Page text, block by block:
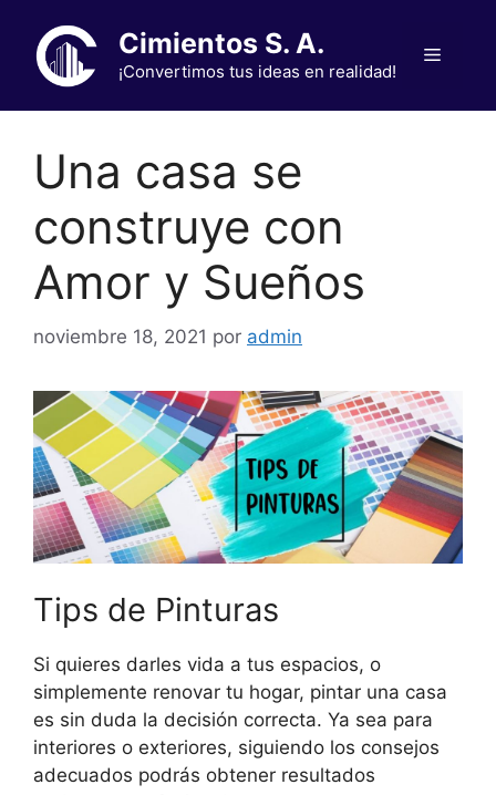
contenido
Cimientos S. A.
¡Convertimos tus ideas en realidad!
Menú
Una casa se
construye con
Amor y Sueños
noviembre 18, 2021 por admin
Tips de Pinturas
Si quieres darles vida a tus espacios, o
simplemente renovar tu hogar, pintar una casa
es sin duda la decisión correcta. Ya sea para
interiores o exteriores, siguiendo los consejos
adecuados podrás obtener resultados